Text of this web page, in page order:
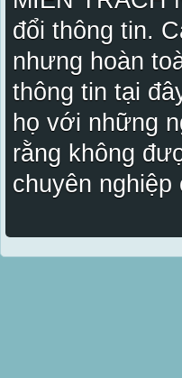
đổi thông tin.
nhưng hoàn
thông tin tại
họ với những
rằng không
chuyên